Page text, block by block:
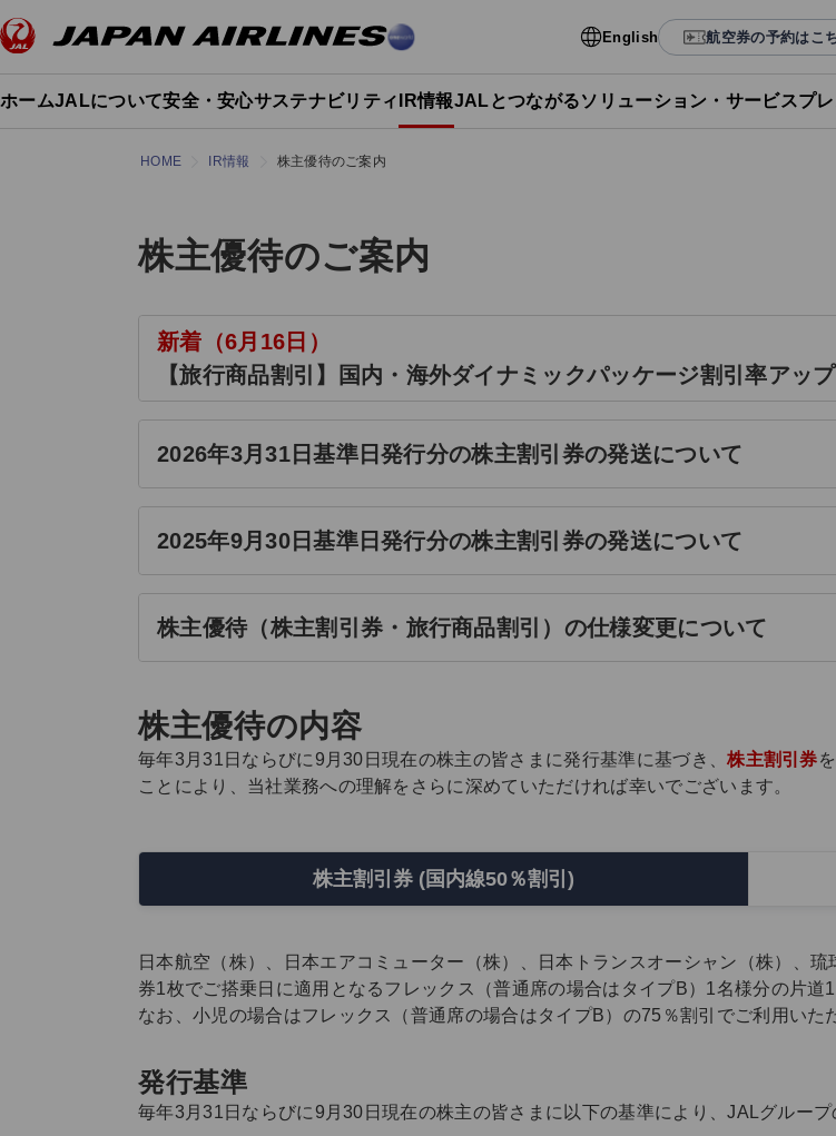
English 航空券の予約はこ
ホームJALについて安全・安心サステナビリティ IR情報JALとつながるソリューション・サービスプ
HOME IR情報 株主優待のご案内
株主優待のご案内
新着（6月16日）
【旅行商品割引】国内・海外ダイナミックパッケージ割引率アッ
2026年3月31日基準日発行分の株主割引券の発送について
2025年9月30日基準日発行分の株主割引券の発送について
株主優待（株主割引券・旅行商品割引）の仕様変更について
株主優待の内容
毎年3月31日ならびに9月30日現在の株主の皆さまに発行基準に基づき、株主割引券
ことにより、当社業務への理解をさらに深めていただければ幸いでございます。
株主割引券 (国内線50％割引)
日本航空（株）、日本エアコミューター（株）、日本トランスオーシャン（株）、
券1枚でご搭乗日に適用となるフレックス（普通席の場合はタイプB）1名様分の片道
なお、小児の場合はフレックス（普通席の場合はタイプB）の75％割引でご利用いた
発行基準
毎年3月31日ならびに9月30日現在の株主の皆さまに以下の基準により、JALグルー